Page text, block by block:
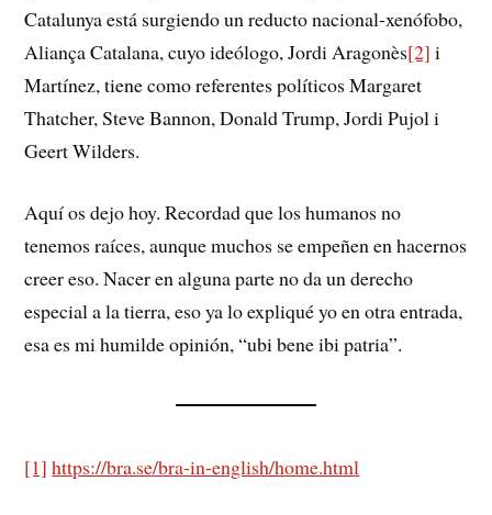
Catalunya está surgiendo un reducto nacional-xenófobo,
Aliança Catalana, cuyo ideólogo, Jordi Aragonès[2] i
Martínez, tiene como referentes políticos Margaret
Thatcher, Steve Bannon, Donald Trump, Jordi Pujol i
Geert Wilders.
Aquí os dejo hoy. Recordad que los humanos no
tenemos raíces, aunque muchos se empeñen en hacernos
creer eso. Nacer en alguna parte no da un derecho
especial a la tierra, eso ya lo expliqué yo en otra entrada,
esa es mi humilde opinión, “ubi bene ibi patria”.
[1] https://bra.se/bra-in-english/home.html